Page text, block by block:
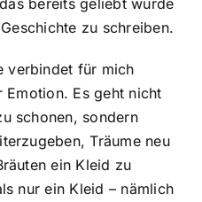
zu schreiben.
verbindet für mich
Es geht nicht
schonen, sondern
Träume neu
ein Kleid zu
nur ein Kleid – nämlich